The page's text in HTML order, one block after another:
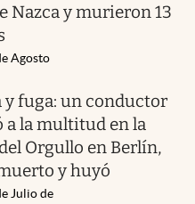
Nazca y murieron 13
Agosto
y fuga: un conductor
a la multitud en la
Orgullo en Berlín,
y huyó
Julio de